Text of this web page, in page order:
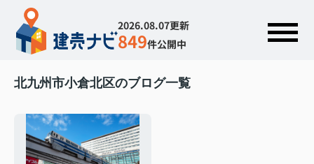
2026.08.07更新
849件公開中
北九州市小倉北区のブログ一覧